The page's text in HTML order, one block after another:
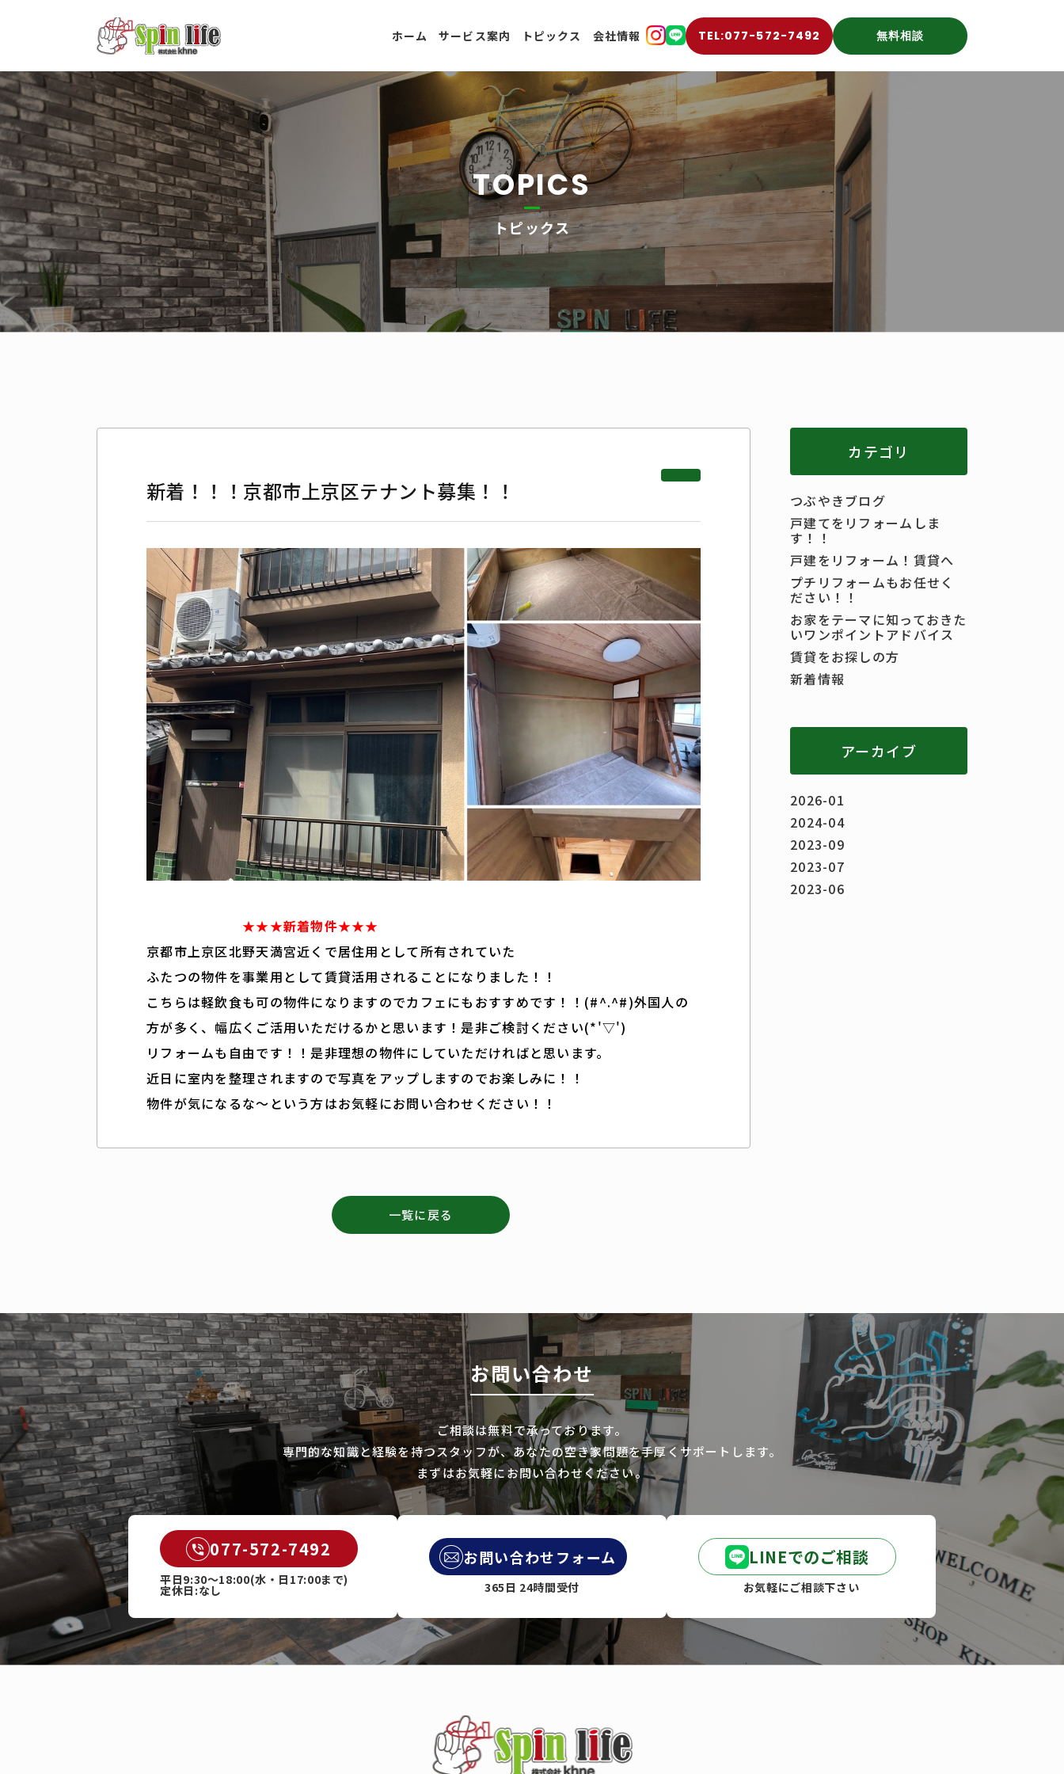
ホーム サービス案内 トピックス 会社情報 TEL:077-572-7492 無料相談
TOPICS
トピックス
新着！！！京都市上京区テナント募集！！
★★★新着物件★★★
京都市上京区北野天満宮近くで居住用として所有されていた
ふたつの物件を事業用として賃貸活用されることになりました！！
こちらは軽飲食も可の物件になりますのでカフェにもおすすめです！！(#^.^#)外国人の
方が多く、幅広くご活用いただけるかと思います！是非ご検討ください(*'▽')
リフォームも自由です！！是非理想の物件にしていただければと思います。
近日に室内を整理されますので写真をアップしますのでお楽しみに！！
物件が気になるな～という方はお気軽にお問い合わせください！！
カテゴリ
つぶやきブログ
戸建てをリフォームしま
す！！
戸建をリフォーム！賃貸へ
プチリフォームもお任せく
ださい！！
お家をテーマに知っておきた
いワンポイントアドバイス
賃貸をお探しの方
新着情報
アーカイブ
2026-01
2024-04
2023-09
2023-07
2023-06
一覧に戻る
お問い合わせ
ご相談は無料で承っております。
専門的な知識と経験を持つスタッフが、あなたの空き家問題を手厚くサポートします。
まずはお気軽にお問い合わせください。
077-572-7492
平日9:30～18:00(水・日17:00まで)
定休日:なし
お問い合わせフォーム
365日 24時間受付
LINEでのご相談
お気軽にご相談下さい